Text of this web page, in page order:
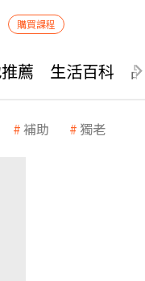
購買課程
薦 生活百科
補助 獨老